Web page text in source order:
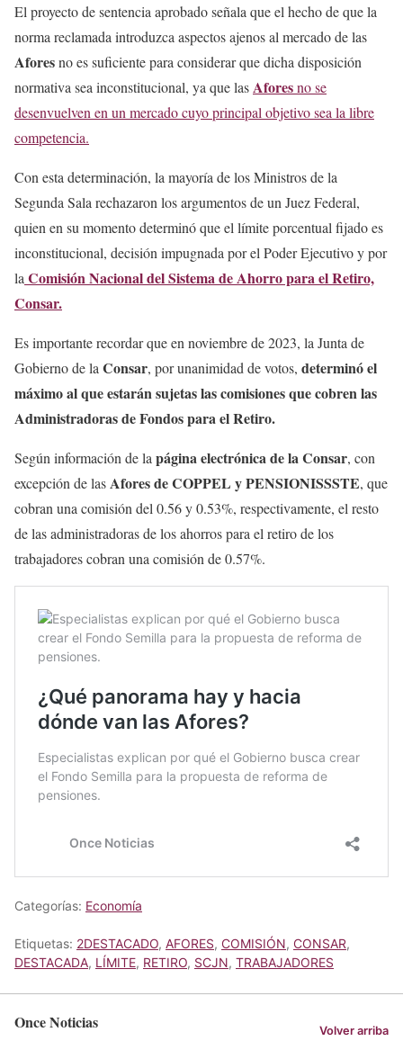
El proyecto de sentencia aprobado señala que el hecho de que la
norma reclamada introduzca aspectos ajenos al mercado de las
Aforesno es suficiente para considerar que dicha disposición
normativa sea inconstitucional, ya que lasAforesno se
desenvuelven en un mercado cuyo principal objetivo sea la libre
competencia.
Con esta determinación, la mayoría de los Ministros de la
Segunda Sala rechazaron los argumentos de un Juez Federal,
quien en su momento determinó que el límite porcentual fijado es
inconstitucional, decisión impugnada por el Poder Ejecutivo y por
la Comisión Nacional del Sistema de Ahorro para el Retiro,
Consar.
Es importante recordar que en noviembre de 2023, la Junta de
Gobierno de la Consar, por unanimidad de votos, determinó el
máximo al que estarán sujetas las comisiones que cobren las
Administradoras de Fondos para el Retiro.
Según información de la página electrónica de la Consar, con
excepción de lasAfores de COPPEL y PENSIONISSSTE, que
cobran una comisión del 0.56 y 0.53%, respectivamente, el resto
de las administradoras de los ahorros para el retiro de los
trabajadores cobran una comisión de 0.57%.
Categorías: Economía
Etiquetas: 2DESTACADO, AFORES, COMISIÓN, CONSAR,
DESTACADA, LÍMITE, RETIRO, SCJN, TRABAJADORES
Once Noticias Volver arriba